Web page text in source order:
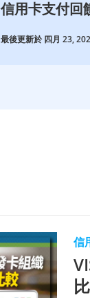
信用卡支付回
最後更新於 四月 23,
信